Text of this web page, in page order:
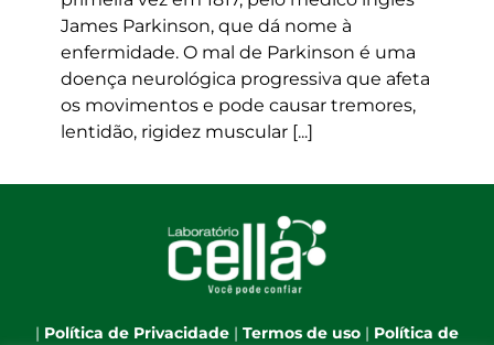
James Parkinson, que dá nome à
enfermidade. O mal de Parkinson é uma
doença neurológica progressiva que afeta
os movimentos e pode causar tremores,
lentidão, rigidez muscular [...]
| Política de Privacidade | Termos de uso | Política de